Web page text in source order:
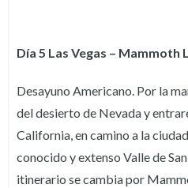
Día 5 Las Vegas – Mammoth
Desayuno Americano. Por la
del desierto de Nevada y
California, en camino a la
conocido y extenso Valle de
itinerario se cambia por